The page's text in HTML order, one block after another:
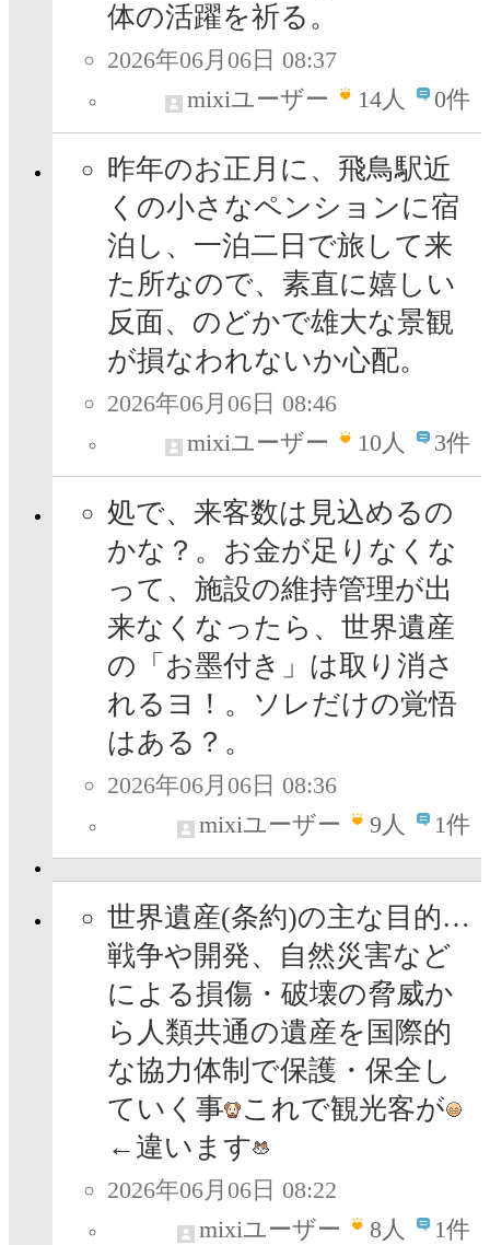
体の活躍を祈る。
2026年06月06日 08:37
mixiユーザー
14人 0件
昨年のお正月に、飛鳥駅近
くの小さなペンションに宿
泊し、一泊二日で旅して来
た所なので、素直に嬉しい
反面、のどかで雄大な景観
が損なわれないか心配。
2026年06月06日 08:46
mixiユーザー
10人 3件
処で、来客数は見込めるの
かな？。お金が足りなくな
って、施設の維持管理が出
来なくなったら、世界遺産
の「お墨付き」は取り消さ
れるヨ！。ソレだけの覚悟
はある？。
2026年06月06日 08:36
mixiユーザー
9人 1件
世界遺産(条約)の主な目的…
戦争や開発、自然災害など
による損傷・破壊の脅威か
ら人類共通の遺産を国際的
な協力体制で保護・保全し
ていく事
これで観光客が
←違います
2026年06月06日 08:22
mixiユーザー
8人 1件